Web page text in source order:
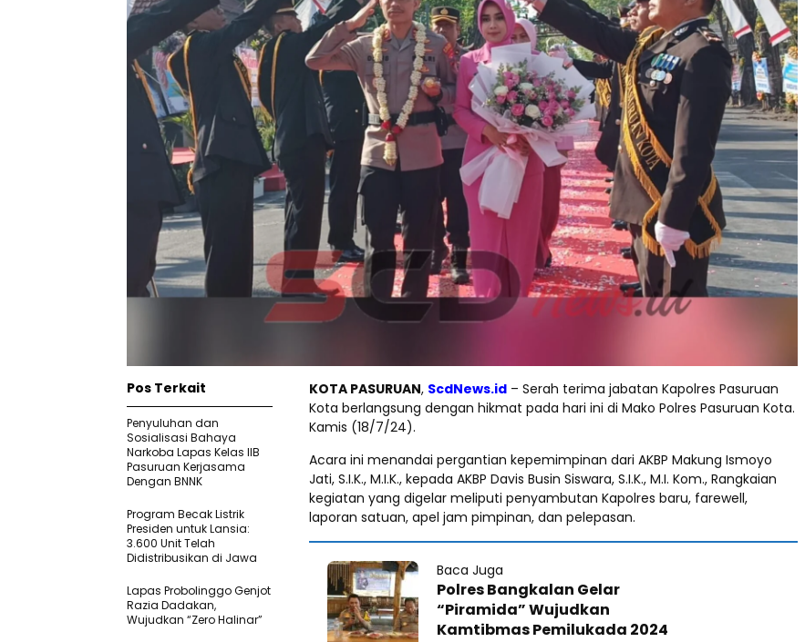
KOTA PASURUAN, ScdNews.id – Serah terima jabatan Kapolres Pasuruan
Kota berlangsung dengan hikmat pada hari ini di Mako Polres Pasuruan Kota.
Kamis (18/7/24).
Acara ini menandai pergantian kepemimpinan dari AKBP Makung Ismoyo
Jati, S.I.K., M.I.K., kepada AKBP Davis Busin Siswara, S.I.K., M.I. Kom., Rangkaian
kegiatan yang digelar meliputi penyambutan Kapolres baru, farewell,
laporan satuan, apel jam pimpinan, dan pelepasan.
Baca Juga
Polres Bangkalan Gelar
“Piramida” Wujudkan
Kamtibmas Pemilukada 2024
Pos Terkait
Penyuluhan dan
Sosialisasi Bahaya
Narkoba Lapas Kelas IIB
Pasuruan Kerjasama
Dengan BNNK
Program Becak Listrik
Presiden untuk Lansia:
3.600 Unit Telah
Didistribusikan di Jawa
Lapas Probolinggo Genjot
Razia Dadakan,
Wujudkan “Zero Halinar”